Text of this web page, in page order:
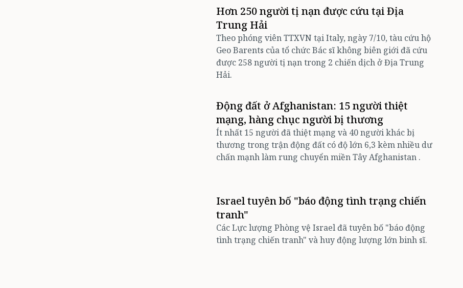
Hơn 250 người tị nạn được cứu tại Địa
Trung Hải
Theo phóng viên TTXVN tại Italy, ngày 7/10, tàu cứu hộ
Geo Barents của tổ chức Bác sĩ không biên giới đã cứu
được 258 người tị nạn trong 2 chiến dịch ở Địa Trung
Hải.
Động đất ở Afghanistan: 15 người thiệt
mạng, hàng chục người bị thương
Ít nhất 15 người đã thiệt mạng và 40 người khác bị
thương trong trận động đất có độ lớn 6,3 kèm nhiều dư
chấn mạnh làm rung chuyển miền Tây Afghanistan ​​​​​​.
Israel tuyên bố "báo động tình trạng chiến
tranh"
Các Lực lượng Phòng vệ Israel đã tuyên bố "báo động
tình trạng chiến tranh" và huy động lượng lớn binh sĩ.